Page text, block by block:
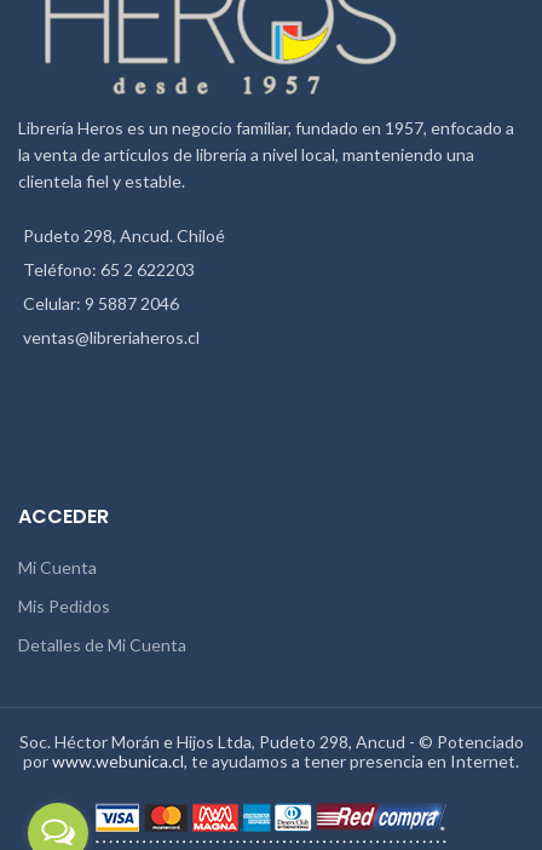
Librería Heros es un negocio familiar, fundado en 1957, enfocado a
la venta de artículos de librería a nivel local, manteniendo una
clientela fiel y estable.
Pudeto 298, Ancud. Chiloé
Teléfono: 65 2 622203
Celular: 9 5887 2046
ventas@libreriaheros.cl
ACCEDER
Mi Cuenta
Mis Pedidos
Detalles de Mi Cuenta
Soc. Héctor Morán e Hijos Ltda, Pudeto 298, Ancud - © Potenciado
porwww.webunica.cl, te ayudamos a tener presencia en Internet.